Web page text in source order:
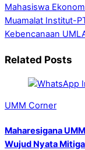
Mahasiswa
Muamalat Institut-
Kebencanaan
Related Posts
UMM Corner
Maharesigana
Wujud Nyata